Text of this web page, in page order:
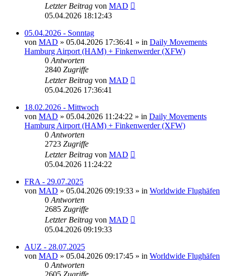
Letzter Beitrag von MAD
05.04.2026 18:12:43
05.04.2026 - Sonntag
von MAD » 05.04.2026 17:36:41 » in Daily Movements
Hamburg Airport (HAM) + Finkenwerder (XFW)
0 Antworten
2840 Zugriffe
Letzter Beitrag von MAD
05.04.2026 17:36:41
18.02.2026 - Mittwoch
von MAD » 05.04.2026 11:24:22 » in Daily Movements
Hamburg Airport (HAM) + Finkenwerder (XFW)
0 Antworten
2723 Zugriffe
Letzter Beitrag von MAD
05.04.2026 11:24:22
FRA - 29.07.2025
von MAD » 05.04.2026 09:19:33 » in Worldwide Flughäfen
0 Antworten
2685 Zugriffe
Letzter Beitrag von MAD
05.04.2026 09:19:33
AUZ - 28.07.2025
von MAD » 05.04.2026 09:17:45 » in Worldwide Flughäfen
0 Antworten
2605 Zugriffe